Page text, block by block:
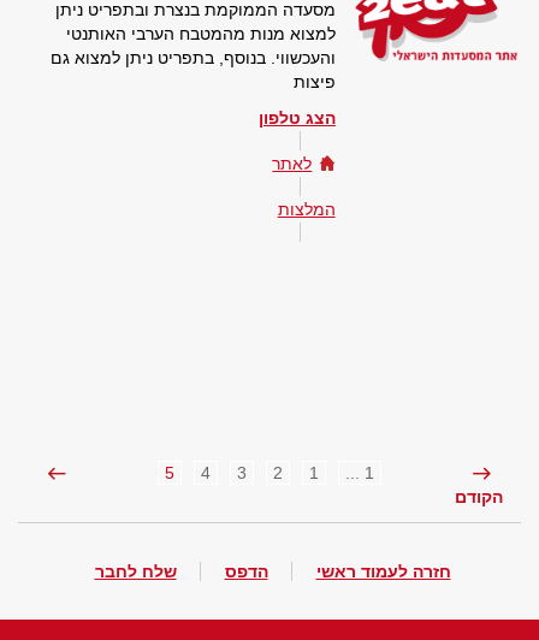
מסעדה הממוקמת בנצרת ובתפריט ניתן
למצוא מנות מהמטבח הערבי האותנטי
והעכשווי. בנוסף, בתפריט ניתן למצוא גם
פיצות
הצג טלפון
לאתר
המלצות
הקודם
1 ...
1
2
3
4
5
חזרה לעמוד ראשי הדפס שלח לחבר